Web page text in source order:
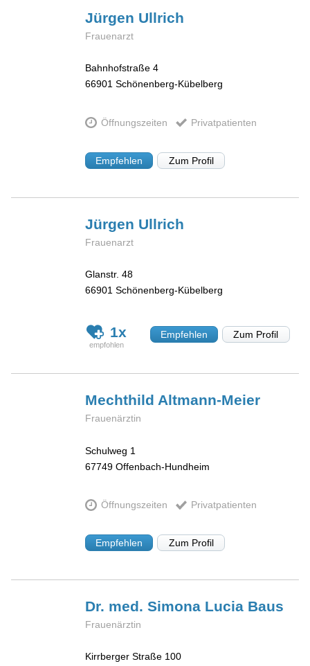
Jürgen Ullrich
Frauenarzt
Bahnhofstraße 4
66901 Schönenberg-Kübelberg
Öffnungszeiten Privatpatienten
Empfehlen Zum Profil
Jürgen Ullrich
Frauenarzt
Glanstr. 48
66901 Schönenberg-Kübelberg
1x Empfehlen Zum Profil
Mechthild Altmann-Meier
Frauenärztin
Schulweg 1
67749 Offenbach-Hundheim
Öffnungszeiten Privatpatienten
Empfehlen Zum Profil
Dr. med. Simona Lucia Baus
Frauenärztin
Kirrberger Straße 100